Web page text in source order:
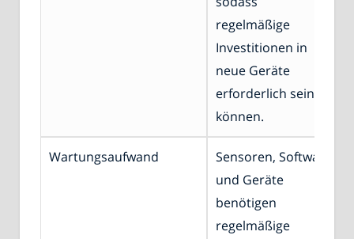
regelmäßige
Investitionen in
neue Geräte
erforderlich sein
können.
Wartungsaufwand
Sensoren, Software
und Geräte
benötigen
regelmäßige